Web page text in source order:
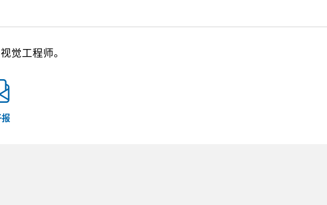
觉工程师。